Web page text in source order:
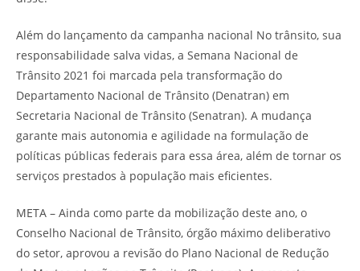
Além do lançamento da campanha nacional No trânsito, sua
responsabilidade salva vidas, a Semana Nacional de
Trânsito 2021 foi marcada pela transformação do
Departamento Nacional de Trânsito (Denatran) em
Secretaria Nacional de Trânsito (Senatran). A mudança
garante mais autonomia e agilidade na formulação de
políticas públicas federais para essa área, além de tornar os
serviços prestados à população mais eficientes.
META – Ainda como parte da mobilização deste ano, o
Conselho Nacional de Trânsito, órgão máximo deliberativo
do setor, aprovou a revisão do Plano Nacional de Redução